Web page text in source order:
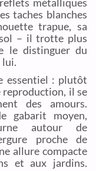
taches blanches
trapue, sa
– il trotte plus
le distinguer du
lui.
essentiel : plutôt
reproduction, il se
des amours.
gabarit moyen,
autour de
proche de
allure compacte
et aux jardins.